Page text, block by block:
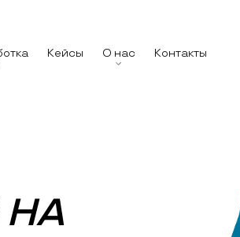
Кейсы О нас Контакты